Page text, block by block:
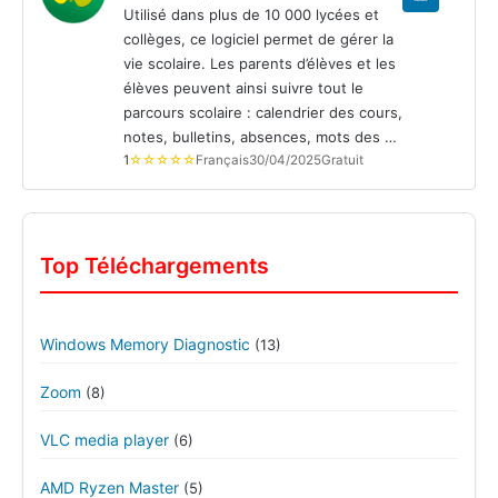
Utilisé dans plus de 10 000 lycées et
collèges, ce logiciel permet de gérer la
vie scolaire. Les parents d’élèves et les
élèves peuvent ainsi suivre tout le
parcours scolaire : calendrier des cours,
notes, bulletins, absences, mots des …
1☆☆☆☆☆Français30/04/2025Gratuit
Top Téléchargements
Windows Memory Diagnostic (13)
Zoom (8)
VLC media player (6)
AMD Ryzen Master (5)